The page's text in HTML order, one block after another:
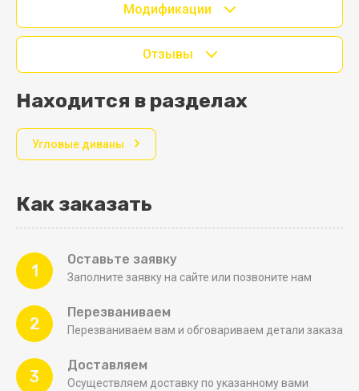
Модификации
Отзывы
Находится в разделах
Угловые диваны
Как заказать
1
Оставьте заявку
Заполните заявку на сайте или позвоните нам
2
Перезваниваем
Перезваниваем вам и обговариваем детали заказа
3
Доставляем
Осуществляем доставку по указанному вами